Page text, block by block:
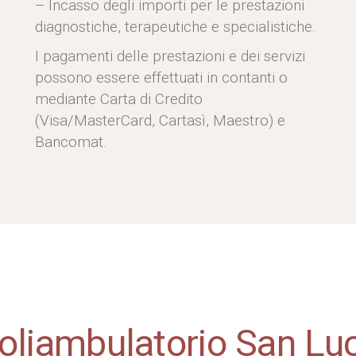
– Incasso degli importi per le prestazioni
diagnostiche, terapeutiche e specialistiche.
I pagamenti delle prestazioni e dei servizi
possono essere effettuati in contanti o
mediante Carta di Credito
(Visa/MasterCard, Cartasì, Maestro) e
Bancomat.
San